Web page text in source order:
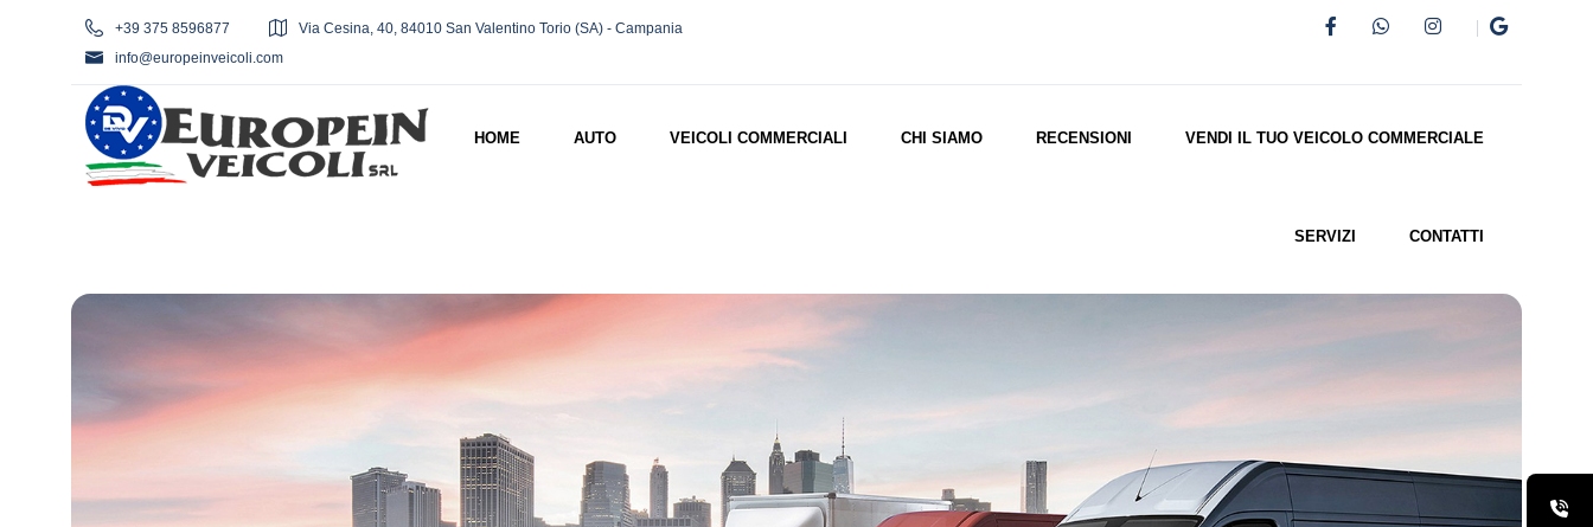
+39 375 8596877
Via Cesina, 40, 84010 San Valentino Torio (SA) - Campania
info@europeinveicoli.com
HOME AUTO VEICOLI COMMERCIALI CHI SIAMO RECENSIONI VENDI IL TUO VEICOLO COMMERCIALE
SERVIZI CONTATTI